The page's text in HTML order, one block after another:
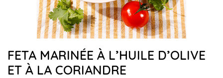
FETA MARINÉE À L’HUILE D’OLIVE
ET À LA CORIANDRE